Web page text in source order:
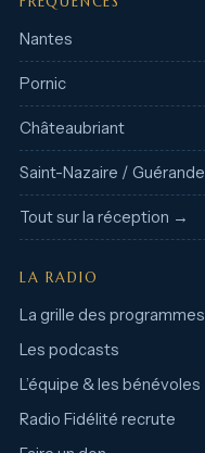
Nantes
Pornic
Châteaubriant
Saint-Nazaire / Guérande
Tout sur la réception →
LA RADIO
La grille des programmes
Les podcasts
L’équipe & les bénévoles
Radio Fidélité recrute